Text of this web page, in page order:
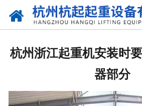
杭州浙江起重机安装时
器部分